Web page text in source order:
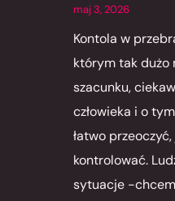
maj 3, 2026
Kontola w
którym tak dużo
szacunku,
człowieka i o
łatwo
kontrolować.
sytuacje -